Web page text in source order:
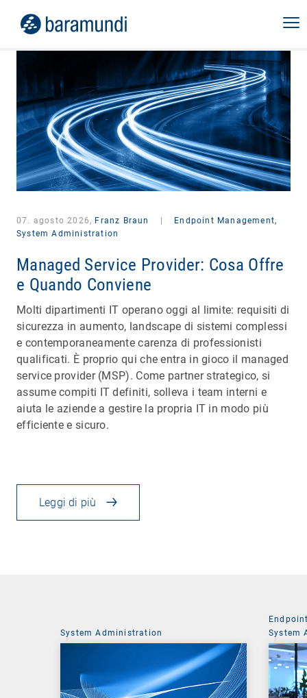
07. agosto 2026, Franz Braun
Endpoint Management,
System Administration
Managed Service Provider: Cosa Offre
e Quando Conviene
Molti dipartimenti IT operano oggi al limite: requisiti di
sicurezza in aumento, landscape di sistemi complessi
e contemporaneamente carenza di professionisti
qualificati. È proprio qui che entra in gioco il managed
service provider (MSP). Come partner strategico, si
assume compiti IT definiti, solleva i team interni e
aiuta le aziende a gestire la propria IT in modo più
efficiente e sicuro.
Leggi di più
System Administration
System